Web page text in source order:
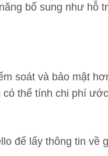
bổ sung như hỗ
soát và bảo mật
thể tính chi phí
để lấy thông tin về